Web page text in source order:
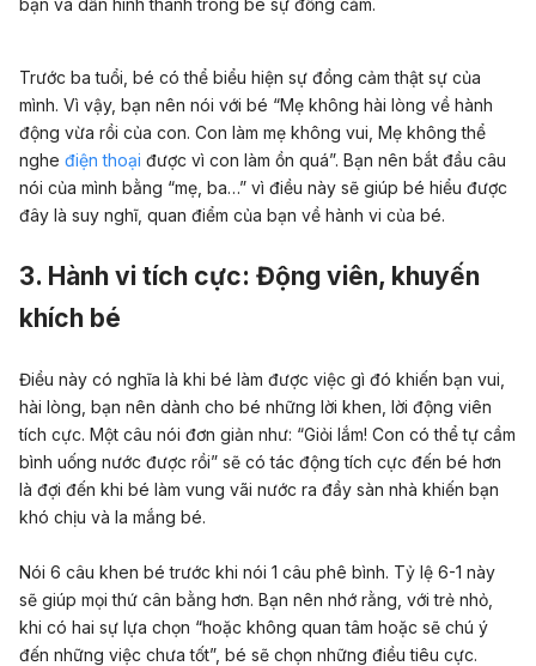
Trước ba tuổi, bé có thể biểu hiện sự đồng cảm thật sự của
mình. Vì vậy, bạn nên nói với bé “Mẹ không hài lòng về hành
động vừa rồi của con. Con làm mẹ không vui, Mẹ không thể
nghe điện thoại được vì con làm ồn quá”. Bạn nên bắt đầu câu
nói của mình bằng “mẹ, ba…” vì điều này sẽ giúp bé hiểu được
đây là suy nghĩ, quan điểm của bạn về hành vi của bé.
3. Hành vi tích cực: Động viên, khuyến
khích bé
Điều này có nghĩa là khi bé làm được việc gì đó khiến bạn vui,
hài lòng, bạn nên dành cho bé những lời khen, lời động viên
tích cực. Một câu nói đơn giản như: “Giỏi lắm! Con có thể tự cầm
bình uống nước được rồi” sẽ có tác động tích cực đến bé hơn
là đợi đến khi bé làm vung vãi nước ra đầy sàn nhà khiến bạn
khó chịu và la mắng bé.
Nói 6 câu khen bé trước khi nói 1 câu phê bình. Tỷ lệ 6-1 này
sẽ giúp mọi thứ cân bằng hơn. Bạn nên nhớ rằng, với trẻ nhỏ,
khi có hai sự lựa chọn “hoặc không quan tâm hoặc sẽ chú ý
đến những việc chưa tốt”, bé sẽ chọn những điều tiêu cực.